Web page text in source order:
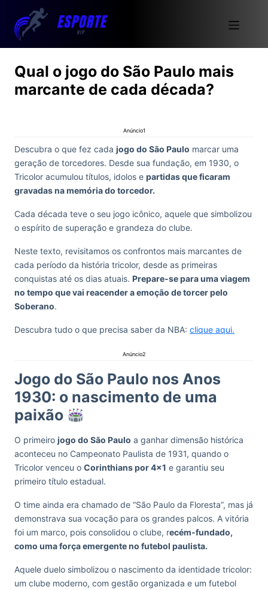
Qual o jogo do São Paulo mais
marcante de cada década?
Anúncio1
Descubra o que fez cada jogo do São Paulo marcar uma
geração de torcedores. Desde sua fundação, em 1930, o
Tricolor acumulou títulos, idolos e partidas que ficaram
gravadas na memória do torcedor.
Cada década teve o seu jogo icônico, aquele que simbolizou
o espírito de superação e grandeza do clube.
Neste texto, revisitamos os confrontos mais marcantes de
cada período da história tricolor, desde as primeiras
conquistas até os dias atuais. Prepare-se para uma viagem
no tempo que vai reacender a emoção de torcer pelo
Soberano.
Descubra tudo o que precisa saber da NBA: clique aqui.
Anúncio2
Jogo do São Paulo nos Anos
1930: o nascimento de uma
paixão
O primeiro jogo do São Paulo a ganhar dimensão histórica
aconteceu no Campeonato Paulista de 1931, quando o
Tricolor venceu o Corinthians por 4×1 e garantiu seu
primeiro título estadual.
O time ainda era chamado de “São Paulo da Floresta”, mas já
demonstrava sua vocação para os grandes palcos. A vitória
foi um marco, pois consolidou o clube, recém-fundado,
como uma força emergente no futebol paulista.
Aquele duelo simbolizou o nascimento da identidade tricolor:
um clube moderno, com gestão organizada e um futebol